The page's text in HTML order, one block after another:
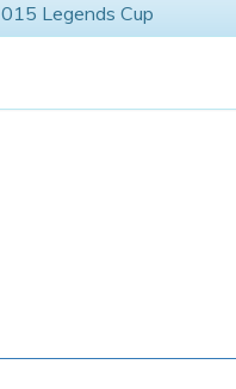
Legends Cup